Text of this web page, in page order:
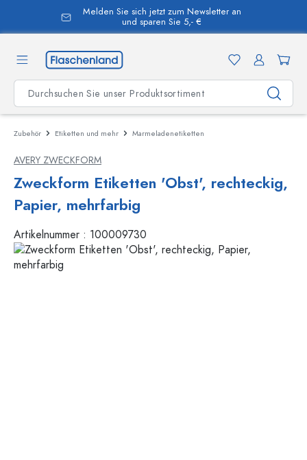
springen
Melden Sie sich jetzt zum Newsletter an
und sparen Sie 5,- €
Zubehör Etiketten und mehr Marmeladenetiketten
AVERY ZWECKFORM
Zweckform Etiketten 'Obst', rechteckig,
Papier, mehrfarbig
Artikelnummer : 100009730